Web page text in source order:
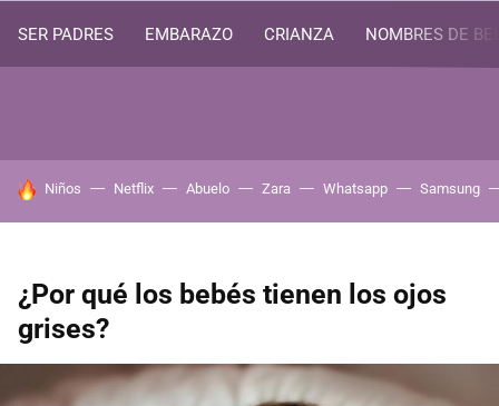
SER PADRES EMBARAZO CRIANZA NOMBRES DE
HOY SE HABLA DE
Niños Netflix Abuelo Zara Whatsapp Samsung
¿Por qué los bebés tienen los ojos
grises?